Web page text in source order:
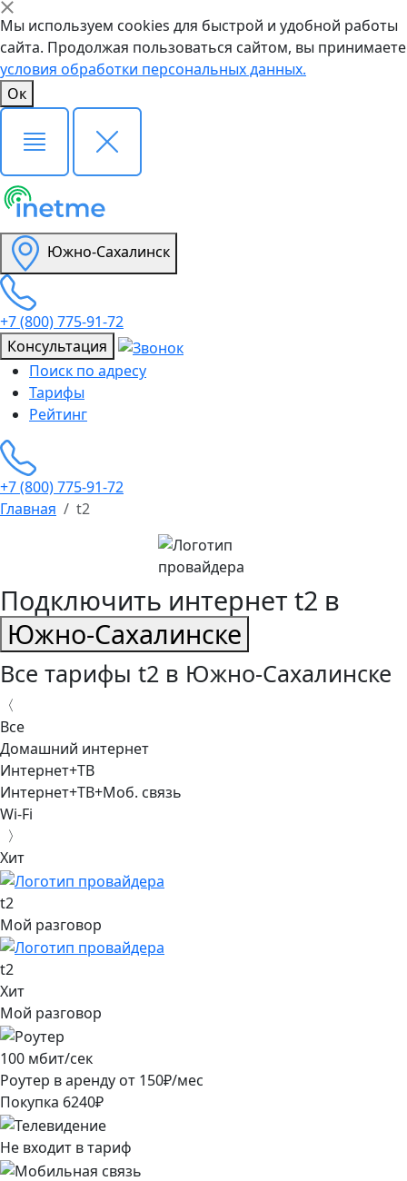
Мы используем cookies для быстрой и удобной работы
сайта. Продолжая пользоваться сайтом, вы принимаете
условия обработки персональных данных.
Ок
Южно-Сахалинск
+7 (800) 775-91-72
Консультация
Поиск по адресу
Тарифы
Рейтинг
+7 (800) 775-91-72
Главная
t2
Подключить интернет t2 в
Южно-Сахалинске
Все тарифы t2 в Южно-Сахалинске
〈
Все
Домашний интернет
Интернет+ТВ
Интернет+ТВ+Моб. связь
Wi-Fi
〉
Хит
t2
Мой разговор
t2
Хит
Мой разговор
100 мбит/сек
Роутер в аренду от 150₽/мес
Покупка 6240₽
Не входит в тариф